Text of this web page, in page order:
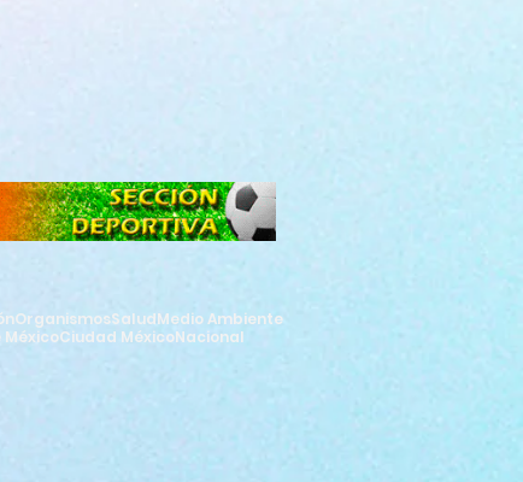
OrganismosSaludMedio Ambiente
MéxicoCiudad MéxicoNacional